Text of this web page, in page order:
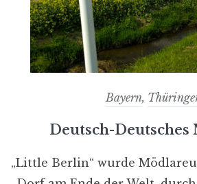
Bayern,
Deutsch-Deutsches
„Little Berlin“ wurde